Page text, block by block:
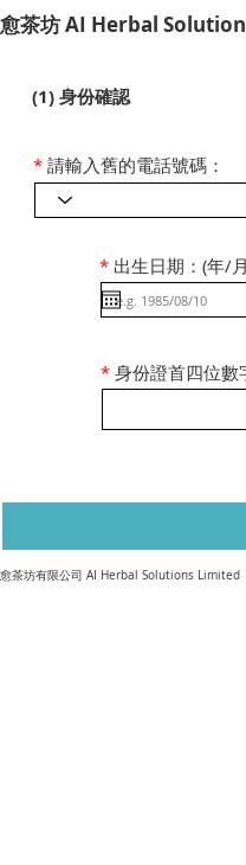
愈茶坊 AI Herbal
(1) 身份確認
* 出生日期：(年/
* 身份證首四位數
* 請輸入舊的電話號碼：
​愈茶坊有限公司 AI Herbal Solutions Limited